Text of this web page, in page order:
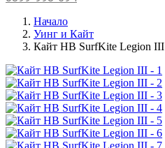
Начало
Уинг и Кайт
Кайт HB SurfKite Legion III